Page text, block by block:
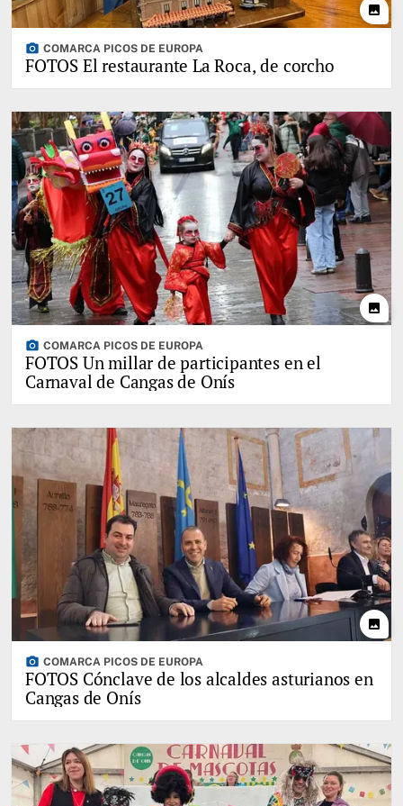
photo
photo_camera COMARCA PICOS DE EUROPA
FOTOS El restaurante La Roca, de corcho
photo
photo_camera COMARCA PICOS DE EUROPA
FOTOS Un millar de participantes en el
Carnaval de Cangas de Onís
photo
photo_camera COMARCA PICOS DE EUROPA
FOTOS Cónclave de los alcaldes asturianos en
Cangas de Onís